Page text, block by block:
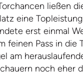
ließen
eine
erst einmal
feinen Pass in die
am
noch eher